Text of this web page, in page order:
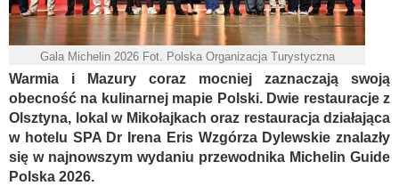
Gala Michelin 2026 Fot. Polska Organizacja Turystyczna
Warmia i Mazury coraz mocniej zaznaczają swoją
obecność na kulinarnej mapie Polski. Dwie restauracje z
Olsztyna, lokal w Mikołajkach oraz restauracja działająca
w hotelu SPA Dr Irena Eris Wzgórza Dylewskie znalazły
się w najnowszym wydaniu przewodnika Michelin Guide
Polska 2026.